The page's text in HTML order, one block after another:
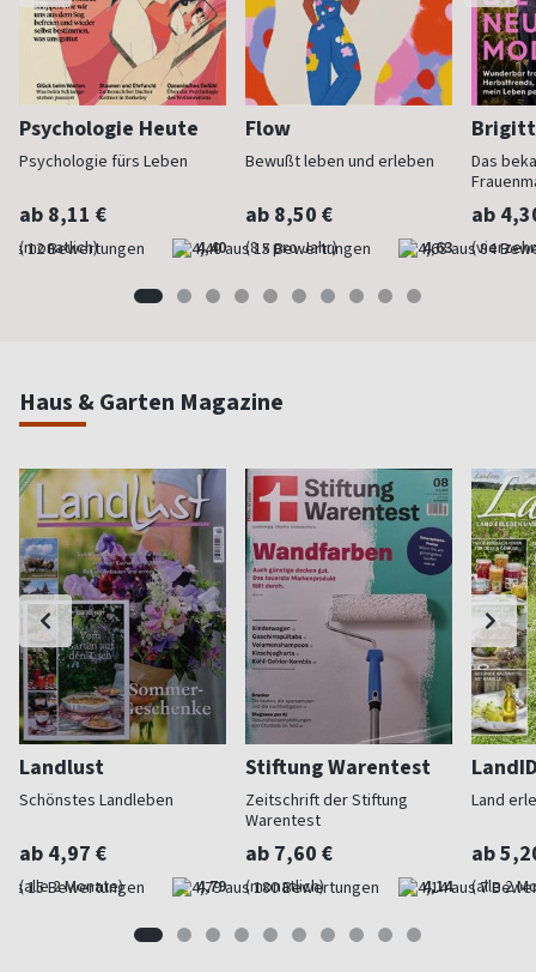
Psychologie Heute
Psychologie fürs Leben
ab 8,11 €
(monatlich) 4,40
Flow
Bewußt leben und erleben
ab 8,50 €
(8 x pro Jahr) 4,63
Das
ab
Haus & Garten Magazine
Landlust
Schönstes Landleben
ab 4,97 €
(alle 2 Monate) 4,79
Stiftung Warentest
Zeitschrift der Stiftung
Warentest
ab 7,60 €
(monatlich) 4,14
Land
ab
(alle 2